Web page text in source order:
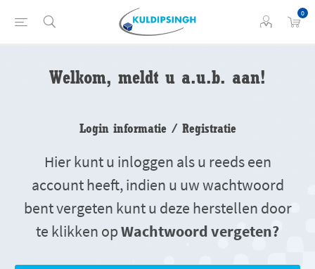
0
Welkom, meldt u a.u.b. aan!
Login informatie / Registratie
Hier kunt u inloggen als u reeds een
account heeft, indien u uw wachtwoord
bent vergeten kunt u deze herstellen door
te klikken opWachtwoord vergeten?